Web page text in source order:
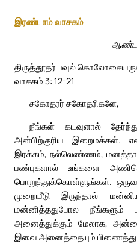
இரண்டாம் வாசகம்
திருத்தூதர் பவுல்
வாசகம் 3: 12-21
சகோதரர் சகோதரிகளே,
நீங்கள் கடவுளால்
அன்பிற்குரிய இறைமக்கள்.
இரக்கம், நல்லெண்ணம்,
பண்புகளால் உங்களை
பொறுத்துக்கொள்ளுங்கள்.
முறையீடு இருந்தால்
மன்னித்ததுபோல
அனைத்துக்கும் மேலாக,
இவை அனைத்தையும் பிணைத்து